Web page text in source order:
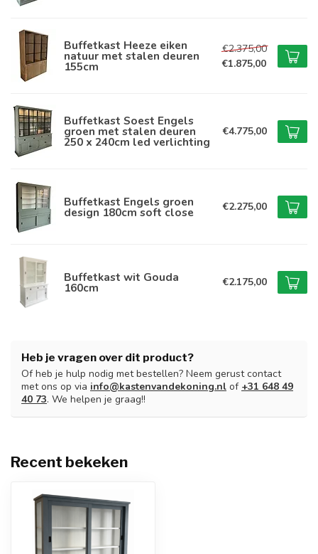
Buffetkast Heeze eiken
natuur met stalen deuren
155cm
€2.375,00
€1.875,00
Buffetkast Soest Engels
groen met stalen deuren
250 x 240cm led verlichting
€4.775,00
Buffetkast Engels groen
design 180cm soft close €2.275,00
Buffetkast wit Gouda
160cm €2.175,00
Heb je vragen over dit product?
Of heb je hulp nodig met bestellen? Neem gerust contact
met ons op via info@kastenvandekoning.nl of +31 648 49
40 73. We helpen je graag!!
Recent bekeken